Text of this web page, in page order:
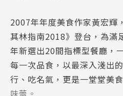
2007年年度美食作家黃宏輝
其林指南2018》登台，為滿
年新選出20間指標型餐廳，
每一次品食，以最深入淺出
行、吃名氣，更是一堂堂美
味蕾。